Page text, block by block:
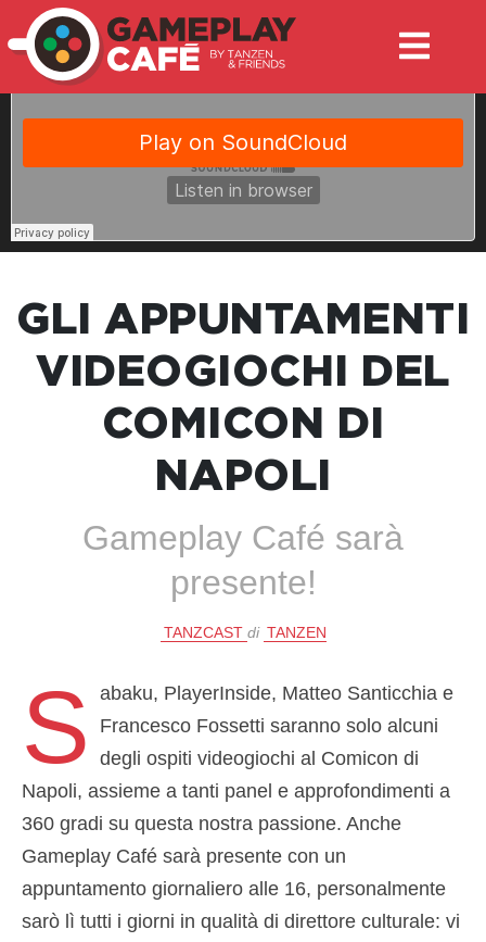
GLI APPUNTAMENTI
VIDEOGIOCHI DEL
COMICON DI
NAPOLI
Gameplay Café sarà
presente!
TANZCAST di TANZEN
S
abaku, PlayerInside, Matteo Santicchia e
Francesco Fossetti saranno solo alcuni
degli ospiti videogiochi al Comicon di
Napoli, assieme a tanti panel e approfondimenti a
360 gradi su questa nostra passione. Anche
Gameplay Café sarà presente con un
appuntamento giornaliero alle 16, personalmente
sarò lì tutti i giorni in qualità di direttore culturale: vi